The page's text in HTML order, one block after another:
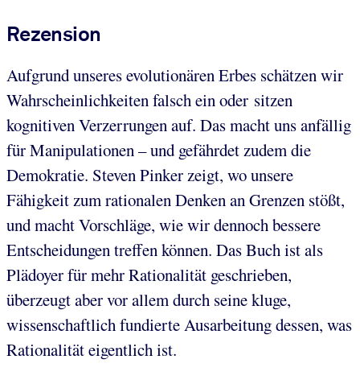
Rezension
Aufgrund unseres evolutionären Erbes schätzen wir
Wahrscheinlichkeiten falsch ein oder sitzen
kognitiven Verzerrungen auf. Das macht uns anfällig
für Manipulationen – und gefährdet zudem die
Demokratie. Steven Pinker zeigt, wo unsere
Fähigkeit zum rationalen Denken an Grenzen stößt,
und macht Vorschläge, wie wir dennoch bessere
Entscheidungen treffen können. Das Buch ist als
Plädoyer für mehr Rationalität geschrieben,
überzeugt aber vor allem durch seine kluge,
wissenschaftlich fundierte Ausarbeitung dessen, was
Rationalität eigentlich ist.